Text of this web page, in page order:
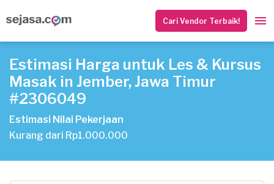
Cari Vendor Terbaik!
Estimasi Harga untuk Les & Kursus
Masak in Jember, Jawa Timur
#2306049
Estimasi Nilai Pekerjaan
Kurang dari Rp1.000.000